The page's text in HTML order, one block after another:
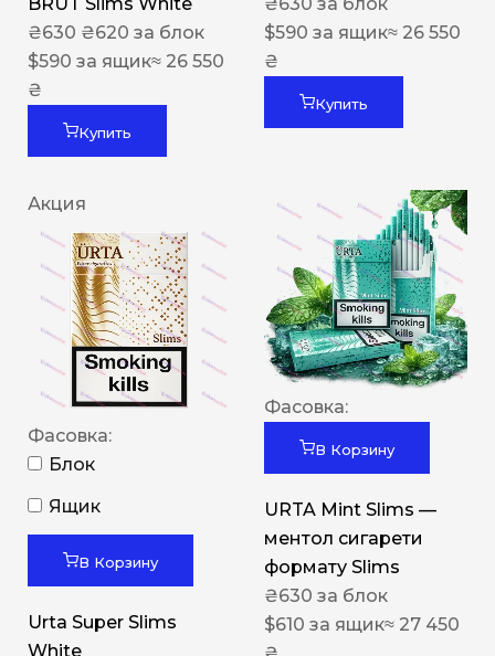
BRUT Slims White
₴630 ₴620 за блок
$590 за ящик≈ 26 550
₴
Купить
₴630 за блок
$590 за ящик≈ 26 550
₴
Купить
Акция
Фасовка:
Блок
Ящик
В Корзину
Urta Super Slims
White
Фасовка:
В Корзину
URTA Mint Slims —
ментол сигарети
формату Slims
₴630 за блок
$610 за ящик≈ 27 450